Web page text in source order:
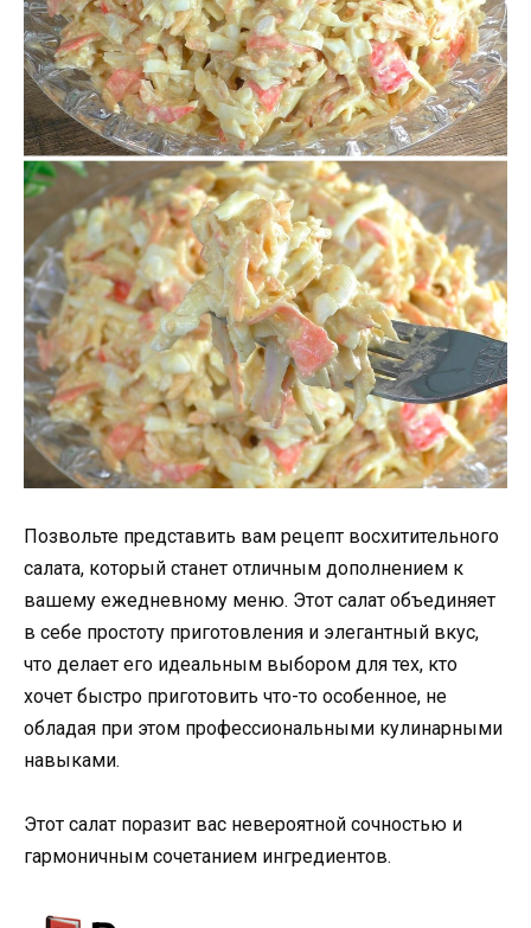
Позвольте представить вам рецепт восхитительного
салата, который станет отличным дополнением к
вашему ежедневному меню. Этот салат объединяет
в себе простоту приготовления и элегантный вкус,
что делает его идеальным выбором для тех, кто
хочет быстро приготовить что-то особенное, не
обладая при этом профессиональными кулинарными
навыками.
Этот салат поразит вас невероятной сочностью и
гармоничным сочетанием ингредиентов.